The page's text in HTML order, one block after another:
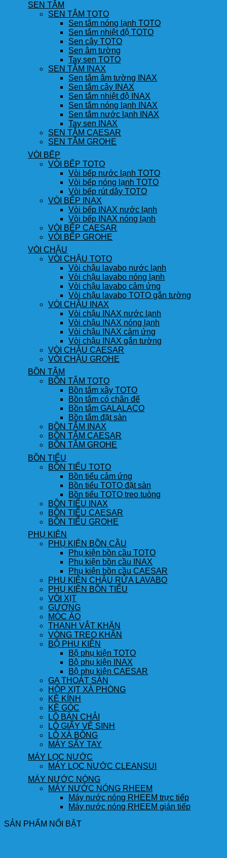
SEN TẮM
SEN TẮM TOTO
Sen tắm nóng lạnh TOTO
Sen tắm nhiệt độ TOTO
Sen cây TOTO
Sen âm tường
Tay sen TOTO
SEN TẮM INAX
Sen tắm âm tường INAX
Sen tắm cây INAX
Sen tắm nhiệt độ INAX
Sen tắm nóng lạnh INAX
Sen tắm nước lạnh INAX
Tay sen INAX
SEN TẮM CAESAR
SEN TẮM GROHE
VÒI BẾP
VÒI BẾP TOTO
Vòi bếp nước lạnh TOTO
Vòi bếp nóng lạnh TOTO
Vòi bếp rút dây TOTO
VÒI BẾP INAX
Vòi bếp INAX nước lạnh
Vòi bếp INAX nóng lạnh
VÒI BẾP CAESAR
VÒI BẾP GROHE
VÒI CHẬU
VÒI CHẬU TOTO
Vòi chậu lavabo nước lạnh
Vòi chậu lavabo nóng lạnh
Vòi chậu lavabo cảm ứng
Vòi chậu lavabo TOTO gắn tường
VÒI CHẬU INAX
Vòi chậu INAX nước lạnh
Vòi chậu INAX nóng lạnh
Vòi chậu INAX cảm ứng
Vòi chậu INAX gắn tường
VÒI CHẬU CAESAR
VÒI CHẬU GROHE
BỒN TẮM
BỒN TẮM TOTO
Bồn tắm xây TOTO
Bồn tắm có chân đế
Bồn tắm GALALACO
Bồn tắm đặt sàn
BỒN TẮM INAX
BỒN TẮM CAESAR
BỒN TẮM GROHE
BỒN TIỂU
BỒN TIỂU TOTO
Bồn tiểu cảm ứng
Bồn tiểu TOTO đặt sàn
Bồn tiểu TOTO treo tuòng
BỒN TIỂU INAX
BỒN TIỂU CAESAR
BỒN TIỂU GROHE
PHỤ KIỆN
PHỤ KIỆN BỒN CẦU
Phụ kiện bồn cầu TOTO
Phụ kiện bồn cầu INAX
Phụ kiện bồn cầu CAESAR
PHỤ KIỆN CHẬU RỬA LAVABO
PHỤ KIỆN BỒN TIỂU
VÒI XỊT
GƯƠNG
MÓC ÁO
THANH VẮT KHĂN
VÒNG TREO KHĂN
BỘ PHỤ KIỆN
Bộ phụ kiện TOTO
Bộ phụ kiện INAX
Bộ phụ kiện CAESAR
GA THOÁT SÀN
HỘP XỊT XÀ PHÒNG
KỆ KÍNH
KỆ GÓC
LÔ BÀN CHẢI
LÔ GIẤY VỆ SINH
LÔ XÀ BÔNG
MÁY SẤY TAY
MÁY LỌC NƯỚC
MÁY LỌC NƯỚC CLEANSUI
MÁY NƯỚC NÓNG
MÁY NƯỚC NÓNG RHEEM
Máy nước nóng RHEEM trực tiếp
Máy nước nóng RHEEM gián tiếp
SẢN PHẨM NỔI BẬT